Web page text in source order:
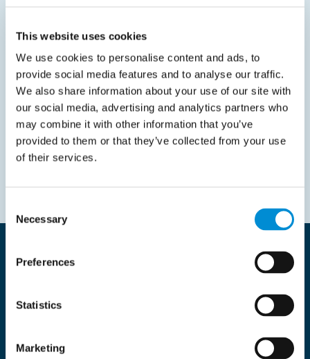
This website uses cookies
We use cookies to personalise content and ads, to
provide social media features and to analyse our traffic.
We also share information about your use of our site with
our social media, advertising and analytics partners who
may combine it with other information that you’ve
provided to them or that they’ve collected from your use
of their services.
Selection
Necessary
Preferences
Statistics
Marketing
Resources en inzichten in de